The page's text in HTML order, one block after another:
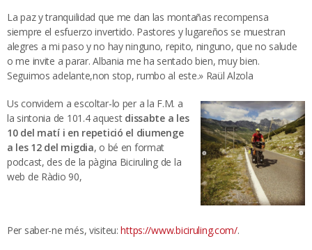
La paz y tranquilidad que me dan las montañas recompensa
siempre el esfuerzo invertido. Pastores y lugareños se muestran
alegres a mi paso y no hay ninguno, repito, ninguno, que no salude
o me invite a parar. Albania me ha sentado bien, muy bien.
Seguimos adelante,non stop, rumbo al este.» Raül Alzola
Us convidem a escoltar-lo per a la F.M. a
la sintonia de 101.4 aquest dissabte a les
10 del matí i en repetició el diumenge
a les 12 del migdia, o bé en format
podcast, des de la pàgina Biciruling de la
web de Ràdio 90,
Per saber-ne més, visiteu:https://www.biciruling.com/.